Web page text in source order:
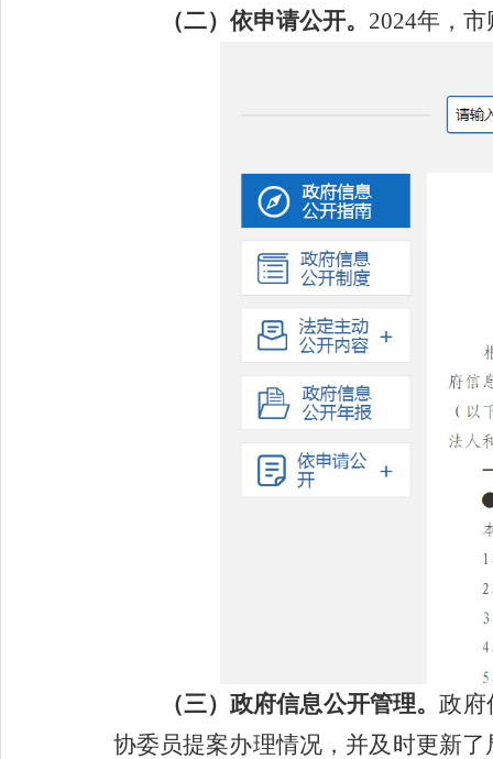
（二）依申请公开。 2024年，市
（三）政府信息公开管理。政府
协委员提案办理情况，并及时更新